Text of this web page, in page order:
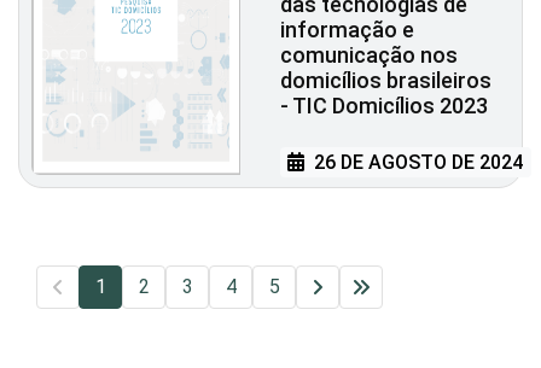
informação e
comunicação nos
domicílios brasileiros
- TIC Domicílios 2023
26 DE AGOSTO DE 2024
1 2 3 4 5